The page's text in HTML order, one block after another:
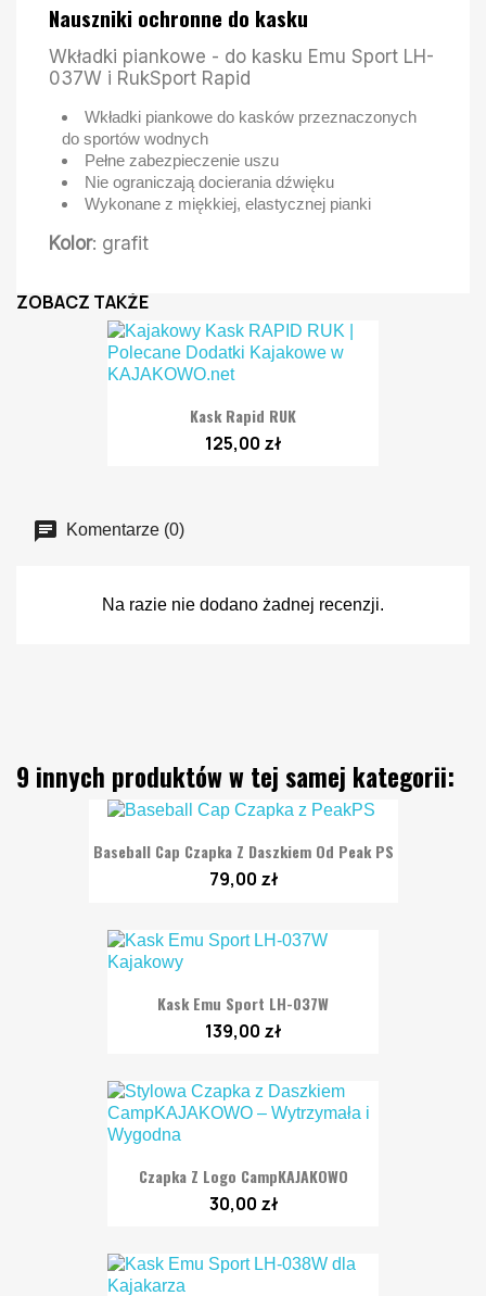
Nauszniki ochronne do kasku
Wkładki piankowe - do kasku Emu Sport LH-
037W i RukSport Rapid
Wkładki piankowe do kasków przeznaczonych
do sportów wodnych
Pełne zabezpieczenie uszu
Nie ograniczają docierania dźwięku
Wykonane z miękkiej, elastycznej pianki
Kolor: grafit
ZOBACZ TAKŻE
Kask Rapid RUK
125,00 zł
Komentarze (0)
Na razie nie dodano żadnej recenzji.
9 innych produktów w tej samej kategorii:
Baseball Cap Czapka Z Daszkiem Od Peak PS
79,00 zł
Kask Emu Sport LH-037W
139,00 zł
Czapka Z Logo CampKAJAKOWO
30,00 zł